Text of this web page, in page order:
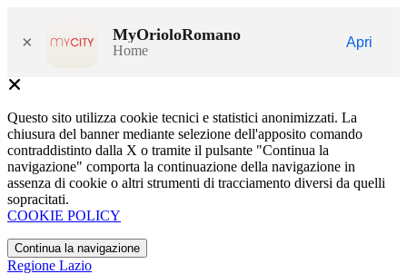
× MyOrioloRomano
Home
Apri
Questo sito utilizza cookie tecnici e statistici anonimizzati. La
chiusura del banner mediante selezione dell'apposito comando
contraddistinto dalla X o tramite il pulsante "Continua la
navigazione" comporta la continuazione della navigazione in
assenza di cookie o altri strumenti di tracciamento diversi da quelli
sopracitati.
COOKIE POLICY
Continua la navigazione
Regione Lazio